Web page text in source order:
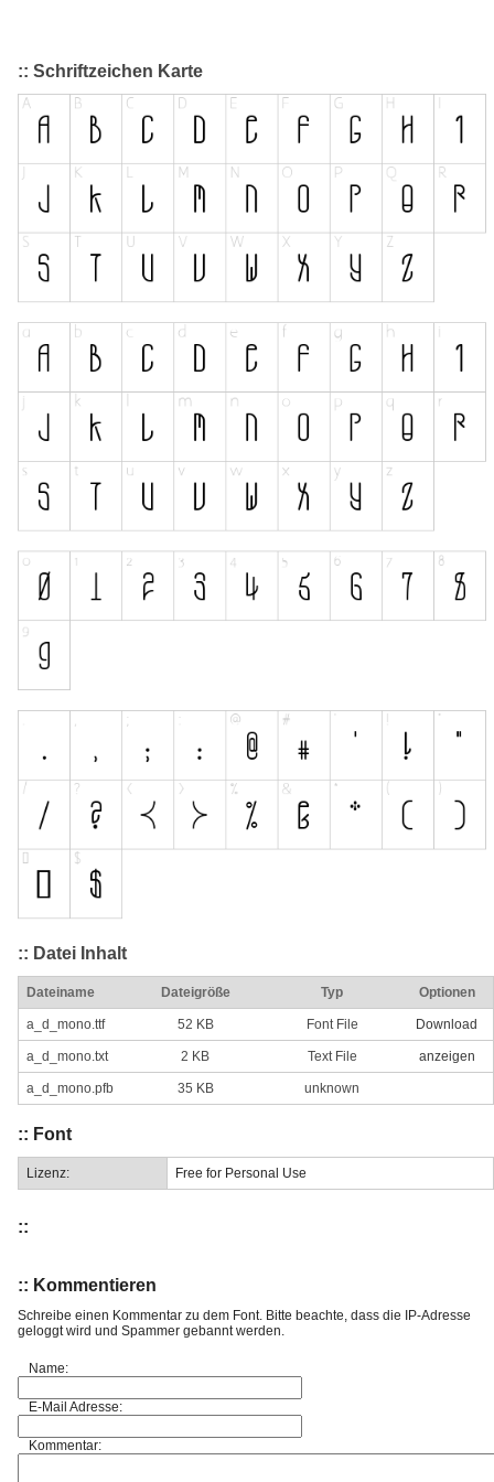
:: Schriftzeichen Karte
:: Datei Inhalt
Dateiname Dateigröße Typ Optionen
a_d_mono.ttf 52 KB Font File Download
a_d_mono.txt 2 KB Text File anzeigen
a_d_mono.pfb 35 KB unknown
:: Font
Lizenz: Free for Personal Use
::
:: Kommentieren
Schreibe einen Kommentar zu dem Font. Bitte beachte, dass die IP-Adresse
geloggt wird und Spammer gebannt werden.
Name:
E-Mail Adresse:
Kommentar: